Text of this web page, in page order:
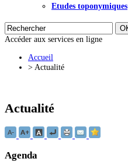
Etudes toponymiques
Accéder aux services en ligne
Accueil
>Actualité
Actualité
Agenda